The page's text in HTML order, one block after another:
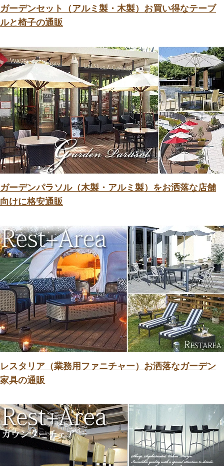
ガーデンセット（アルミ製・木製）お買い得なテーブ
ルと椅子の通販
ガーデンパラソル（木製・アルミ製）をお洒落な店舗
向けに格安通販
レスタリア（業務用ファニチャー）お洒落なガーデン
家具の通販